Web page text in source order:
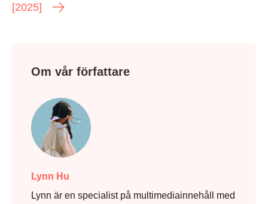
[2025]
Om vår författare
Lynn Hu
Lynn är en specialist på multimediainnehåll med